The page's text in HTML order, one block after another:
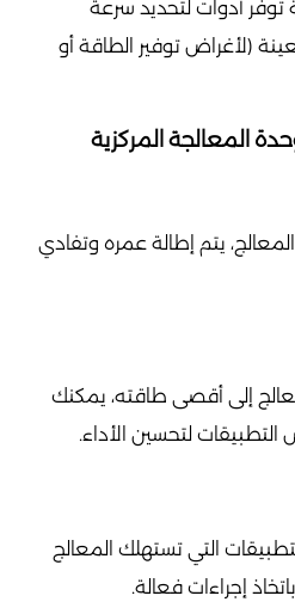
أدوات لتحديد سرعة
(لأغراض توفير الطاقة أو
المعالجة المركزية
يتم إطالة عمره وتفادي
إلى أقصى طاقته، يمكنك
لتحسين الأداء.
التي تستهلك المعالج
إجراءات فعالة.